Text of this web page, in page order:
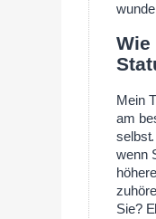
Wie
Mein
am
wenn
Sie?